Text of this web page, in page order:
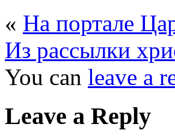
« На портале
Из рассылки
You can leave a
Leave a Reply